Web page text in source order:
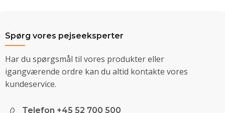
Spørg vores pejseeksperter
Har du spørgsmål til vores produkter eller
igangværende ordre kan du altid kontakte vores
kundeservice.
Telefon +45 52 700 500